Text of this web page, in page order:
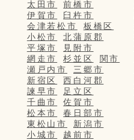
太田市
前橋市
伊賀市
臼杵市
会津若松市
板橋区
小松市
北蒲原郡
平塚市
見附市
網走市
杉並区
関市
瀬戸内市
三郷市
新宿区
西白河郡
諫早市
足立区
千曲市
佐賀市
松本市
春日部市
東松山市
新潟市
小城市
越前市